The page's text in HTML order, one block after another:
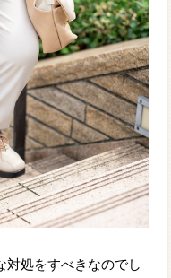
対処をすべきなのでし